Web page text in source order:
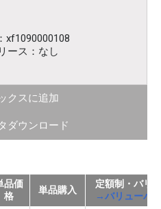
xf1090000108
ース：なし
クスに追加
ダウンロード
品価
格
単品購入
定額制・バリ
→バリューパ